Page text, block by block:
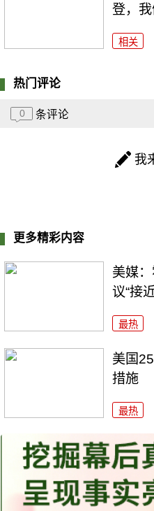
登，我
相关
热门评论
0 条评论
我
更多精彩内容
美媒
议“接
最热
美国
措施
最热